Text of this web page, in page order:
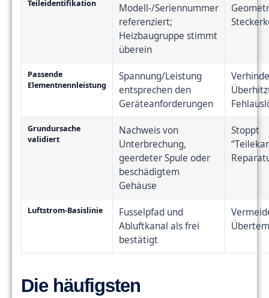
Teileidentifikation
Modell-/Seriennummer
referenziert;
Heizbaugruppe stimmt
überein
Passende
Elementnennleistung
Spannung/Leistung
entsprechen den
Geräteanforderungen
Grundursache
validiert
Nachweis von
Unterbrechung,
geerdeter Spule oder
beschädigtem
Gehäuse
Stoppt
Luftstrom-Basislinie
Fusselpfad und
Abluftkanal als frei
bestätigt
Die häufigsten